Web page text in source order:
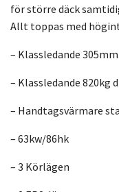
för större däck
Allt toppas med
– Klassledande
– Klassledande 820kg
– Handtagsvärmare
– 63kw/86hk
– 3 Körlägen